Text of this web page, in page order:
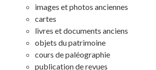
images et photos anciennes
cartes
livres et documents anciens
objets du patrimoine
cours de paléographie
publication de revues